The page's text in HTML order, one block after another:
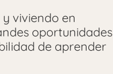
viviendo en
oportunidades
de aprender